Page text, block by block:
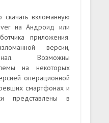
взломанную
на Андроид или
приложения.
версии,
Возможны
на некоторых
операционной
смартфонах и
представлены в